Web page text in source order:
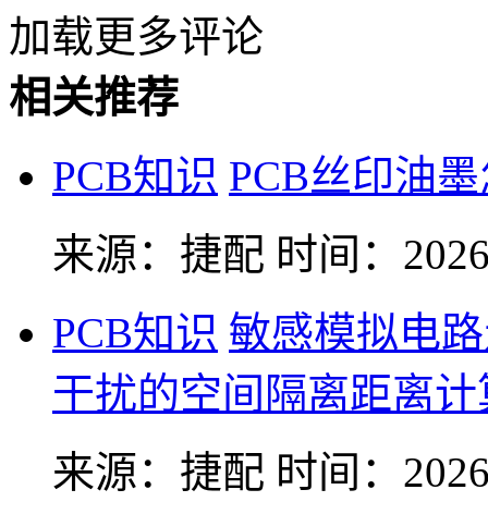
加载更多评论
相关推荐
PCB知识 PCB丝印油
来源：捷配 时间：
PCB知识 敏感模拟电
干扰的空间隔离距离计
来源：捷配 时间：